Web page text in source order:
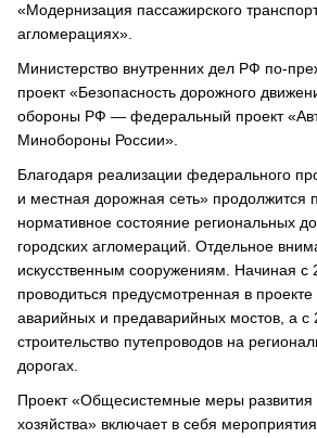
«Модернизация пассажирского
агломерациях».
Министерство внутренних дел РФ по-
проект «Безопасность дорожного
обороны РФ — федеральный проект
Минобороны России».
Благодаря реализации федерального
и местная дорожная сеть» продолжится
нормативное состояние региональных
городских агломераций. Отдельное
искусственным сооружениям. Начиная с
проводиться предусмотренная в проекте
аварийных и предаварийных мостов, а
строительство путепроводов на
дорогах.
Проект «Общесистемные меры развития
хозяйства» включает в себя